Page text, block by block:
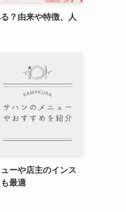
？由来や特徴、人
ーや店主のインス
最適